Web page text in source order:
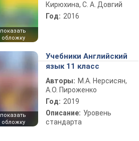
показать
обложку
Кирюхина, С. А. Довгий
Год: 2016
показать
обложку
Учебники Английский
язык 11 класс
Авторы: М.А. Нерсисян,
А.О. Пироженко
Год: 2019
Описание: Уровень
стандарта